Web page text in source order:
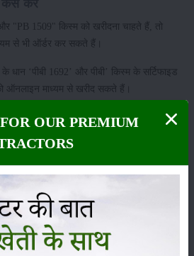
"PB 1509" किस्म को खरीदना चाहते हैं, तो
से भी ऑर्डर कर सकते हैं।
‘पीबी 1692’ और पीबी’ किस्म के सर्टिफाइड
ऑनलाइन माध्यम से खरीद सकते हैं।
बीज के 10 किलोग्राम का पैकट 850 रुपये में
करने के लिए
nsc-paddyलिंक पर क्लिक करें।
OUR PREMIUM